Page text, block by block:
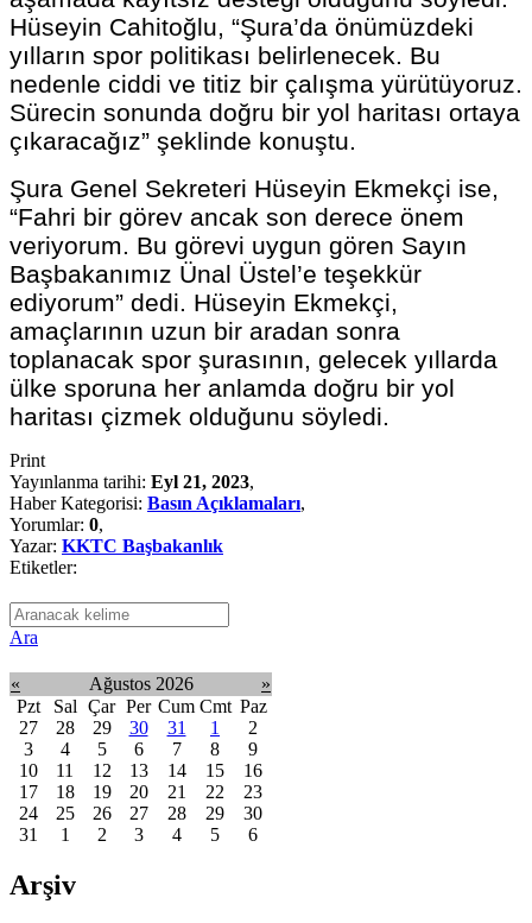
Hüseyin Cahitoğlu, “Şura’da önümüzdeki
yılların spor politikası belirlenecek. Bu
nedenle ciddi ve titiz bir çalışma yürütüyoruz.
Sürecin sonunda doğru bir yol haritası ortaya
çıkaracağız” şeklinde konuştu.
Şura Genel Sekreteri Hüseyin Ekmekçi ise,
“Fahri bir görev ancak son derece önem
veriyorum. Bu görevi uygun gören Sayın
Başbakanımız Ünal Üstel’e teşekkür
ediyorum” dedi. Hüseyin Ekmekçi,
amaçlarının uzun bir aradan sonra
toplanacak spor şurasının, gelecek yıllarda
ülke sporuna her anlamda doğru bir yol
haritası çizmek olduğunu söyledi.
Print
Yayınlanma tarihi: Eyl 21, 2023,
Haber Kategorisi: Basın Açıklamaları,
Yorumlar: 0,
Yazar: KKTC Başbakanlık
Etiketler:
Ara
« Ağustos 2026
»
Pzt
Sal Çar Per Cum Cmt Paz
27
28 29 30 31 1
2
3
4 5 6 7 8
9
10
11 12 13 14 15
16
17
18 19 20 21 22
23
24
25 26 27 28 29
30
31
1 2 3 4 5 6
Arşiv